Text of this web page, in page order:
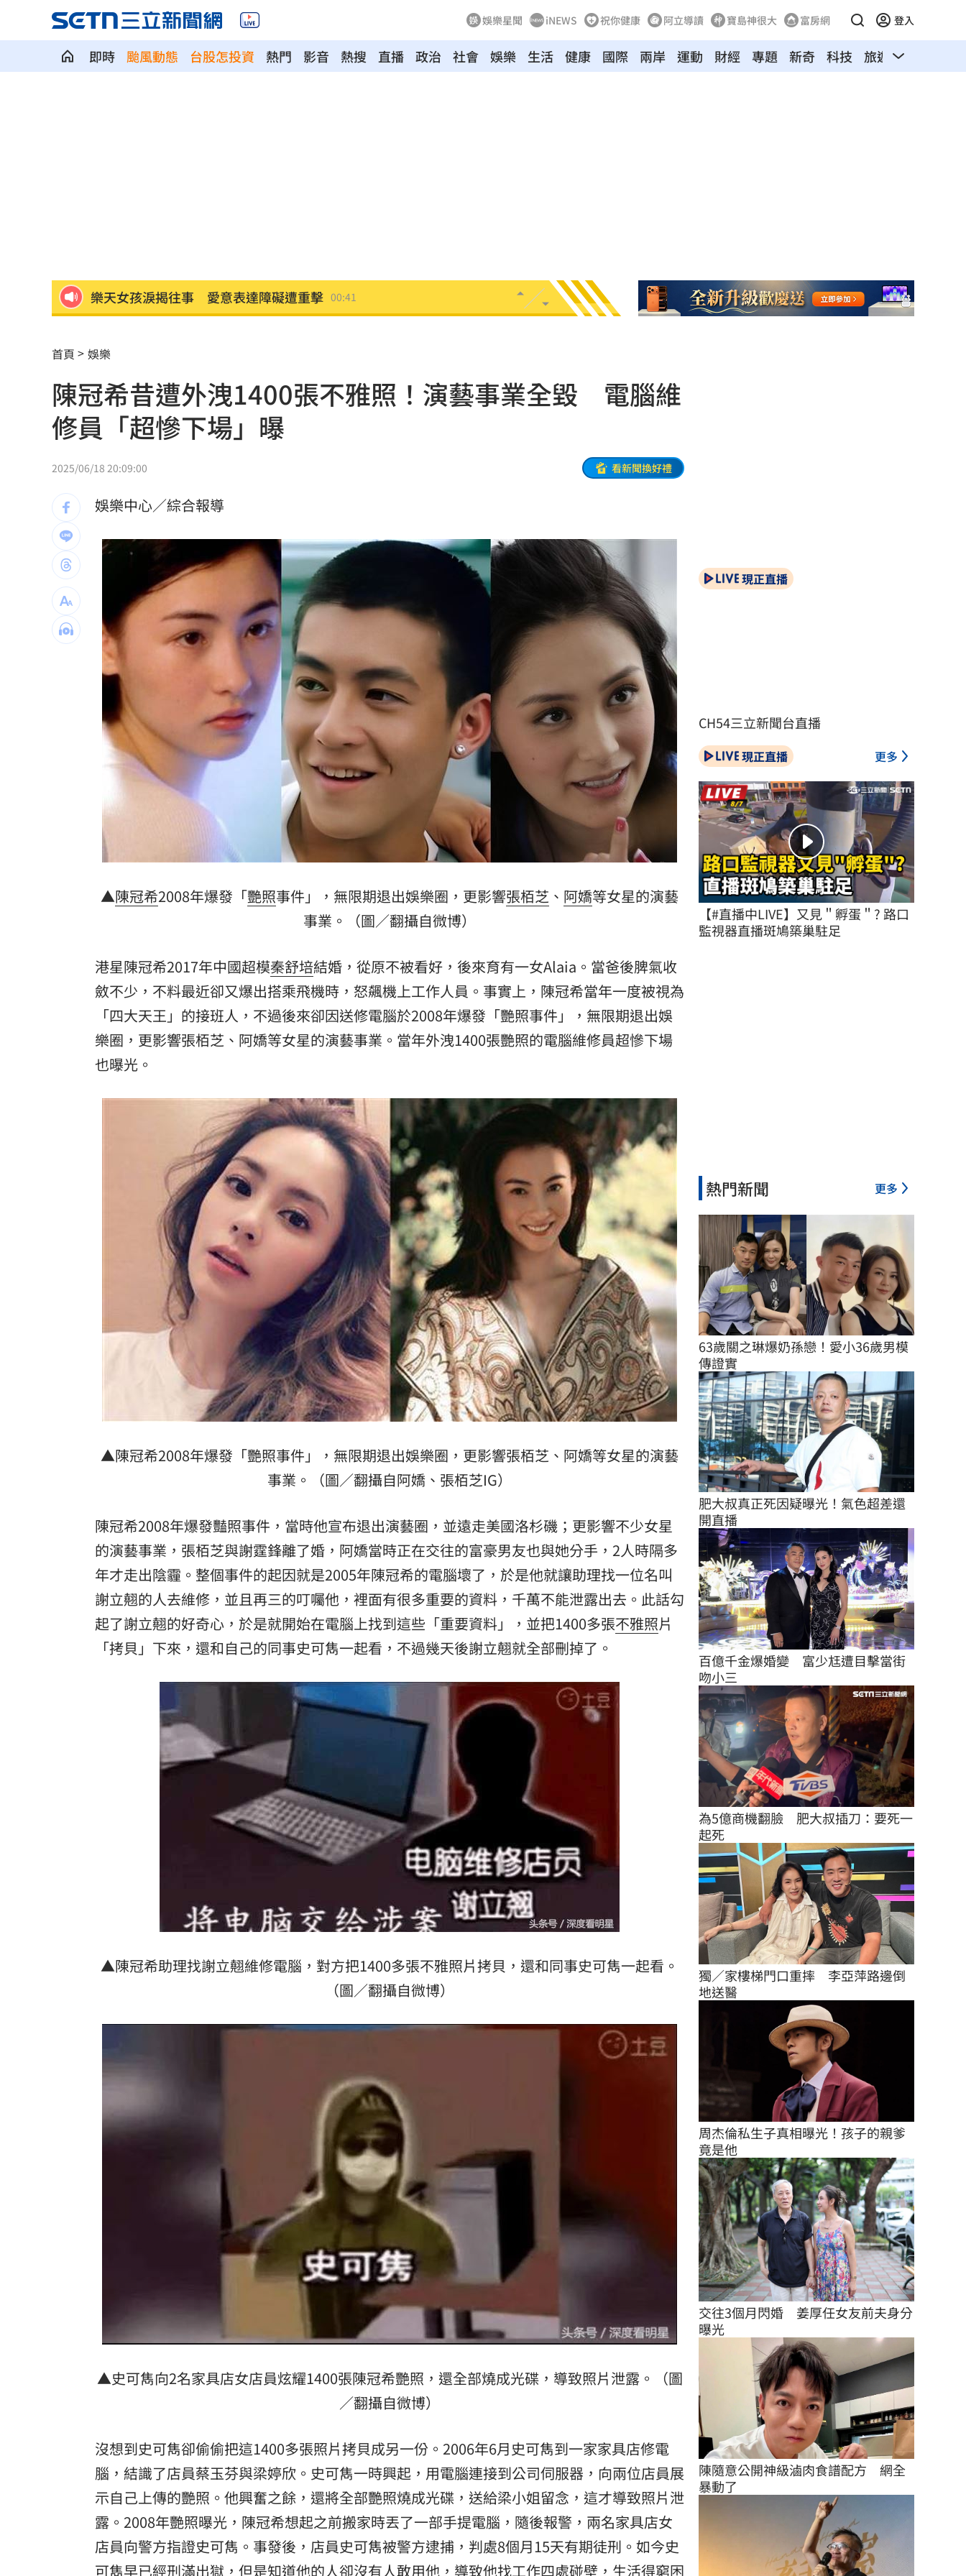
娛樂星聞 iNEWS 祝你健康 阿立導讀 寶島神很大 富房網 登入
即時 颱風動態 台股怎投資 熱門 影音 熱搜 直播 政治 社會 娛樂 生活 健康 國際 兩岸 運動 財經 專題 新奇 科技 旅遊 汽車
樂天女孩淚揭往事 愛意表達障礙遭重擊 00:41
獨／海外遊學增強外語 台人夯英、美、加
長尾獼猴失控狂襲居民！官方追查異常原因 00:26
伊波拉失控！專家憂病毒恐已突變
飲料空盒找嘸地方丟 騎車咬著遭攔查槓警
63歲章小蕙吐露心聲：後悔當年嫁給鍾鎮濤
最遺憾童年記憶空白 禹菡：當年真不懂事
每股配12.8元的它 Ｑ2營收曝光 00:00
連續2場安打！ 林安可掃二壘打貢獻1打點
歐洲避暑天堂失守！地中海熱到像溫泉 23:53
3歲米格魯偷吃軟糖 被催吐後好有戲 23:48
獨／北勢棒球隊穿破鞋拚冠軍 台僑看哭了 23:36
南港Lalaport鷹架坍塌！3櫃位暫停營業 23:34
台灣彩券開獎直播中
LIVE三立+24小時直播
三立iNEWS新聞台線上直播
商場戰國來臨 台中「頂奢大道」逐漸成形 12:00
台彩父親節推新刮刮樂千萬頭獎超「爸」氣 12:00
「拍片人的多重宇宙」職涯論壇9/12登場！ 10:30
8國球員齊聚高雄 Formosa 7s掀足球熱潮 10:00
理想混蛋號召粉絲跨海追星吃美食！ 18:15
首頁 娛樂
陳冠希昔遭外洩1400張不雅照！演藝事業全毀 電腦維
修員「超慘下場」曝
2025/06/18 20:09:00 看新聞換好禮
娛樂中心／綜合報導
▲陳冠希2008年爆發「艷照事件」，無限期退出娛樂圈，更影響張栢芝 、 阿嬌等女星的演藝
事業。（圖／翻攝自微博）
港星陳冠希2017年中國超模秦舒培結婚，從原不被看好，後來育有一女Alaia。當爸後脾氣收
斂不少，不料最近卻又爆出搭乘飛機時，怒飆機上工作人員。事實上，陳冠希當年一度被視為
「四大天王」的接班人，不過後來卻因送修電腦於2008年爆發「艷照事件」，無限期退出娛
樂圈，更影響張栢芝、阿嬌等女星的演藝事業。當年外洩1400張艷照的電腦維修員超慘下場
也曝光。
▲陳冠希2008年爆發「艷照事件」，無限期退出娛樂圈，更影響張栢芝、阿嬌等女星的演藝
事業。（圖／翻攝自阿嬌、張栢芝IG）
陳冠希2008年爆發豔照事件，當時他宣布退出演藝圈，並遠走美國洛杉磯；更影響不少女星
的演藝事業，張栢芝與謝霆鋒離了婚，阿嬌當時正在交往的富豪男友也與她分手，2人時隔多
年才走出陰霾。整個事件的起因就是2005年陳冠希的電腦壞了，於是他就讓助理找一位名叫
謝立翹的人去維修，並且再三的叮囑他，裡面有很多重要的資料，千萬不能泄露出去。此話勾
起了謝立翹的好奇心，於是就開始在電腦上找到這些「重要資料」，並把1400多張不雅照片
「拷貝」下來，還和自己的同事史可雋一起看，不過幾天後謝立翹就全部刪掉了。
▲陳冠希助理找謝立翹維修電腦，對方把1400多張不雅照片拷貝，還和同事史可雋一起看。
（圖／翻攝自微博）
▲史可雋向2名家具店女店員炫耀1400張陳冠希艷照，還全部燒成光碟，導致照片泄露。（圖
／翻攝自微博）
沒想到史可雋卻偷偷把這1400多張照片拷貝成另一份。2006年6月史可雋到一家家具店修電
腦，結識了店員蔡玉芬與梁婷欣。史可雋一時興起，用電腦連接到公司伺服器，向兩位店員展
示自己上傳的艷照。他興奮之餘，還將全部艷照燒成光碟，送給梁小姐留念，這才導致照片泄
露。2008年艷照曝光，陳冠希想起之前搬家時丟了一部手提電腦，隨後報警，兩名家具店女
店員向警方指證史可雋。事發後，店員史可雋被警方逮捕，判處8個月15天有期徒刑。如今史
可雋早已經刑滿出獄，但是知道他的人卻沒有人敢用他，導致他找工作四處碰壁，生活得窮困
現正直播
CH54三立新聞台直播
現正直播 更多
【#直播中LIVE】又見＂孵蛋＂? 路口
監視器直播斑鳩築巢駐足
熱門新聞 更多
63歲關之琳爆奶孫戀！愛小36歲男模
傳證實
肥大叔真正死因疑曝光！氣色超差還
開直播
百億千金爆婚變　富少尪遭目擊當街
吻小三
為5億商機翻臉　肥大叔插刀：要死一
起死
獨／家樓梯門口重摔　李亞萍路邊倒
地送醫
周杰倫私生子真相曝光！孩子的親爹
竟是他
交往3個月閃婚　姜厚任女友前夫身分
曝光
陳隨意公開神級滷肉食譜配方　網全
暴動了